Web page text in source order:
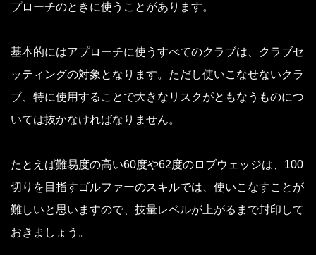
プローチのときに使うことがあります。
基本的にはアプローチに使うすべてのクラブは、クラブセ
ッティングの対象となります。ただし使いこなせないクラ
ブ、特に使用することで大きなリスクがともなうものにつ
いては抜かなければなりません。
たとえば難易度の高い60度や62度のロブウェッジは、100
切りを目指すゴルファーのスキルでは、使いこなすことが
難しいと思いますので、技量レベルが上がるまで封印して
おきましょう。